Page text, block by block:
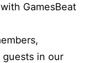
GamesBeat
guests in our